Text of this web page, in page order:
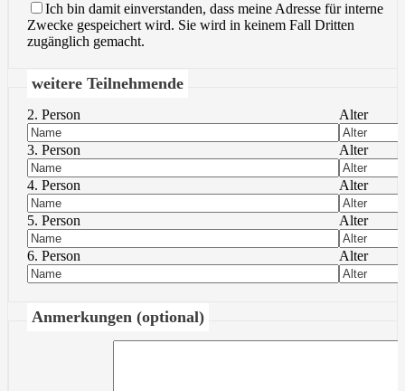
Ich bin damit einverstanden, dass meine Adresse für interne
Zwecke gespeichert wird. Sie wird in keinem Fall Dritten
zugänglich gemacht.
weitere Teilnehmende
2. Person Alter
3. Person Alter
4. Person Alter
5. Person Alter
6. Person Alter
Anmerkungen (optional)